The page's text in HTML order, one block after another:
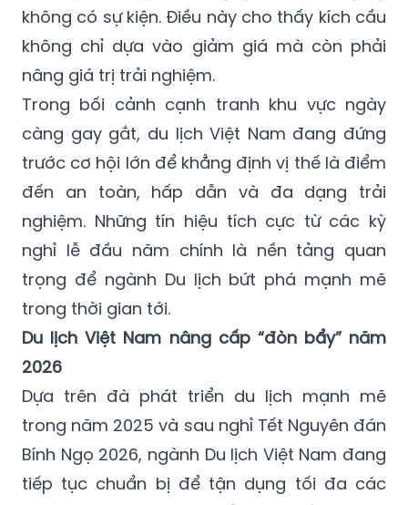
không có sự kiện. Điều này cho thấy kích cầu
không chỉ dựa vào giảm giá mà còn phải
nâng giá trị trải nghiệm.
Trong bối cảnh cạnh tranh khu vực ngày
càng gay gắt, du lịch Việt Nam đang đứng
trước cơ hội lớn để khẳng định vị thế là điểm
đến an toàn, hấp dẫn và đa dạng trải
nghiệm. Những tín hiệu tích cực từ các kỳ
nghỉ lễ đầu năm chính là nền tảng quan
trọng để ngành Du lịch bứt phá mạnh mẽ
trong thời gian tới.
Du lịch Việt Nam nâng cấp “đòn bẩy” năm
2026
Dựa trên đà phát triển du lịch mạnh mẽ
trong năm 2025 và sau nghỉ Tết Nguyên đán
Bính Ngọ 2026, ngành Du lịch Việt Nam đang
tiếp tục chuẩn bị để tận dụng tối đa các